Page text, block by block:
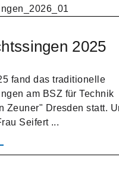
2025
fand das traditionelle
am BSZ für Technik
Zeuner" Dresden statt.
Seifert ...